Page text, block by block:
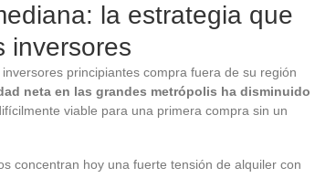
la estrategia que
inversores
principiantes compra fuera de su región
neta en las grandes metrópolis ha disminuido
viable para una primera compra sin un
concentran hoy una fuerte tensión de alquiler con